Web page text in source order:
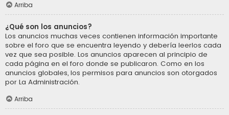
Arriba
¿Qué son los anuncios?
Los anuncios muchas veces contienen información importante
sobre el foro que se encuentra leyendo y debería leerlos cada
vez que sea posible. Los anuncios aparecen al principio de
cada página en el foro donde se publicaron. Como en los
anuncios globales, los permisos para anuncios son otorgados
por La Administración.
Arriba